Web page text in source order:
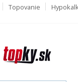
Topovanie